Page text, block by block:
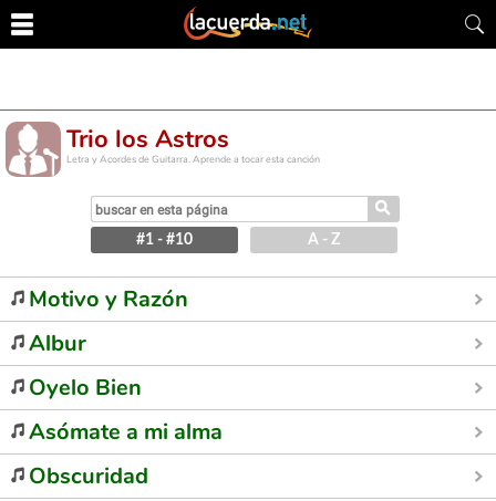
Trio los Astros
Letra y Acordes de Guitarra. Aprende a tocar esta canción
⚲
#1 - #10 A - Z
Motivo y Razón
Albur
Oyelo Bien
Asómate a mi alma
Obscuridad